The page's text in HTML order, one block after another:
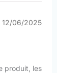
12/06/2025
produit, les